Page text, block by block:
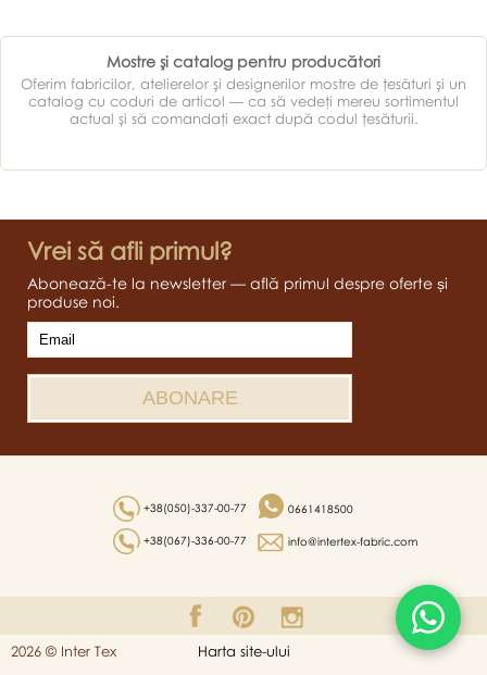
Mostre şi catalog pentru producători
Oferim fabricilor, atelierelor şi designerilor mostre de ţesături şi un
catalog cu coduri de articol — ca să vedeţi mereu sortimentul
actual şi să comandaţi exact după codul ţesăturii.
Vrei să afli primul?
Abonează-te la newsletter — află primul despre oferte și
produse noi.
+38(050)-337-00-77
+38(067)-336-00-77
0661418500
info@intertex-fabric.com
2026 © Inter Tex Harta site-ului